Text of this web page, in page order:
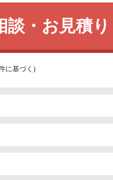
談・お見積り
に基づく)